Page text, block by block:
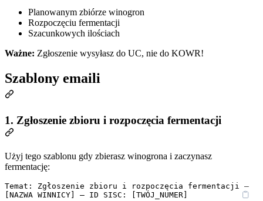
Planowanym zbiórze winogron
Rozpoczęciu fermentacji
Szacunkowych ilościach
Ważne: Zgłoszenie wysyłasz do UC, nie do KOWR!
Szablony emaili
1. Zgłoszenie zbioru i rozpoczęcia fermentacji
Użyj tego szablonu gdy zbierasz winogrona i zaczynasz
fermentację:
Temat: Zgłoszenie zbioru i rozpoczęcia fermentacji –
[NAZWA WINNICY] – ID SISC: [TWÓJ_NUMER]